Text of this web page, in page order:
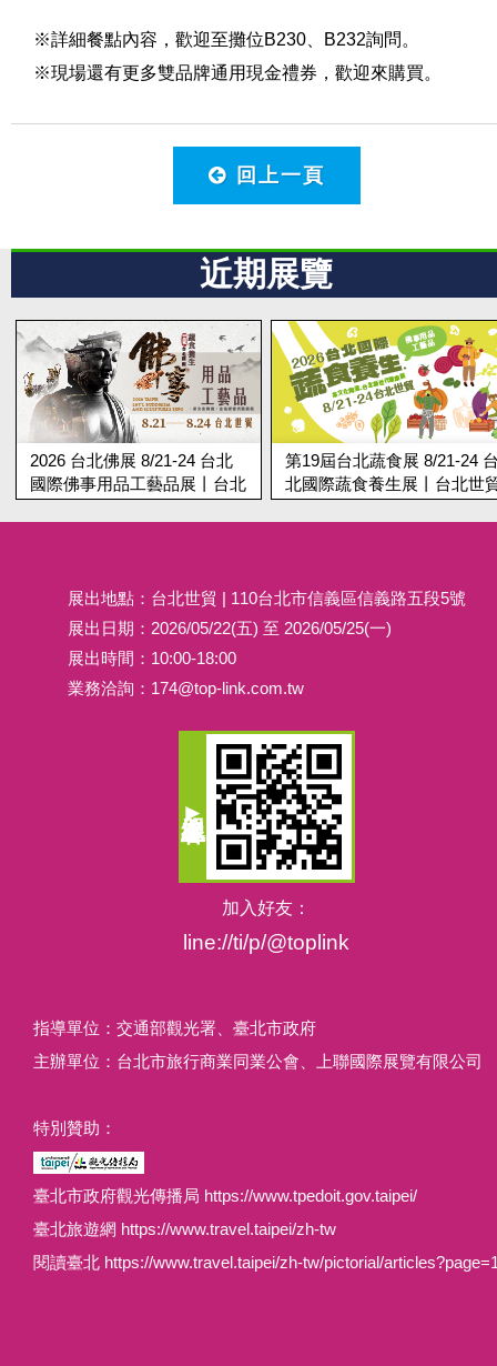
※詳細餐點內容，歡迎至攤位B230、B232詢問。
※現場還有更多雙品牌通用現金禮券，歡迎來購買。
回上一頁
近期展覽
2026 台北佛展 8/21-24 台北
國際佛事用品工藝品展丨台北
第19屆台北蔬食展 8/21-24
北國際蔬食養生展丨台北世
展出地點：台北世貿 | 110台北市信義區信義路五段5號
展出日期：2026/05/22(五) 至 2026/05/25(一)
展出時間：10:00-18:00
業務洽詢： 174@top-link.com.tw
加入好友：
line://ti/p/@toplink
指導單位：交通部觀光署、臺北市政府
主辦單位：台北市旅行商業同業公會、上聯國際展覽有限公司
特別贊助：
臺北市政府觀光傳播局 https://www.tpedoit.gov.taipei/
臺北旅遊網 https://www.travel.taipei/zh-tw
閱讀臺北 https://www.travel.taipei/zh-tw/pictorial/